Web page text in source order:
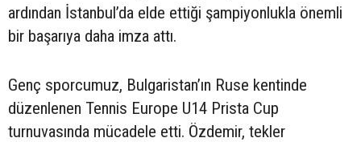
ardından İstanbul’da elde ettiği şampiyonlukla önemli
bir başarıya daha imza attı.
Genç sporcumuz, Bulgaristan’ın Ruse kentinde
düzenlenen Tennis Europe U14 Prista Cup
turnuvasında mücadele etti. Özdemir, tekler